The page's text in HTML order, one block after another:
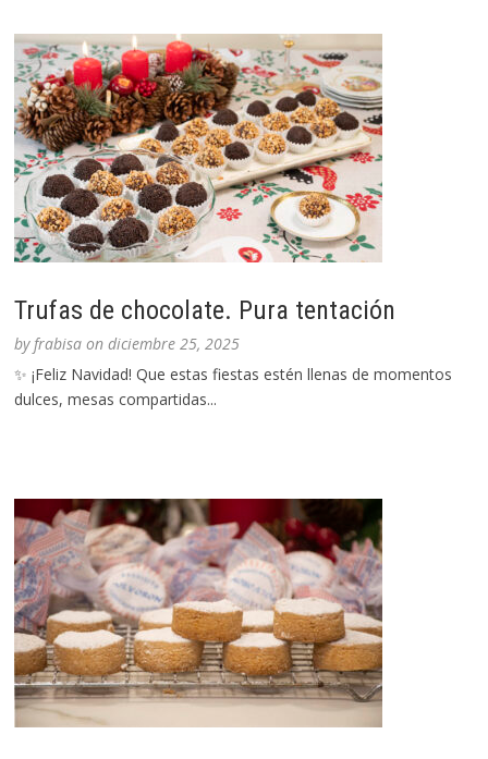
Trufas de chocolate. Pura tentación
byfrabisa ondiciembre 25, 2025
✨ ¡Feliz Navidad! Que estas fiestas estén llenas de momentos
dulces, mesas compartidas...